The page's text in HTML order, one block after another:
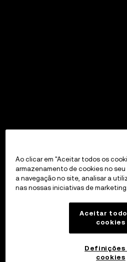
Ao clicar em "Aceitar todos os
armazenamento de cookies no seu
a navegação no site, analisar a
nas nossas iniciativas de marketing.
Aceitar
cookies
Definições
cookies